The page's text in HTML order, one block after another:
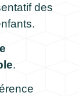
des
.